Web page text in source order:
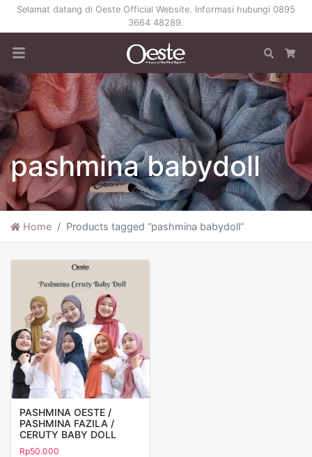
Selamat datang di Oeste Official Website. Informasi hubungi 0895
3664 48289.
Search
pashmina babydoll
Home Products tagged “pashmina babydoll”
PASHMINA OESTE /
PASHMINA FAZILA /
CERUTY BABY DOLL
Rp50.000